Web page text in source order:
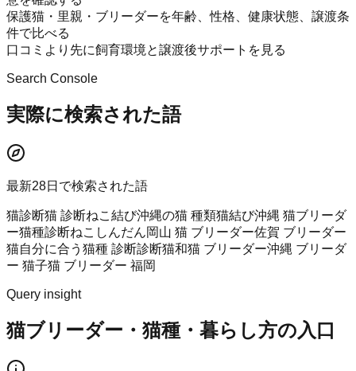
保護猫・里親・ブリーダーを年齢、性格、健康状態、譲渡条
件で比べる
口コミより先に飼育環境と譲渡後サポートを見る
Search Console
実際に検索された語
最新28日で検索された語
猫診断猫 診断ねこ結び沖縄の猫 種類猫結び沖縄 猫ブリーダ
ー猫種診断ねこしんだん岡山 猫 ブリーダー佐賀 ブリーダー
猫自分に合う猫種 診断診断猫和猫 ブリーダー沖縄 ブリーダ
ー 猫子猫 ブリーダー 福岡
Query insight
猫ブリーダー・猫種・暮らし方の入口